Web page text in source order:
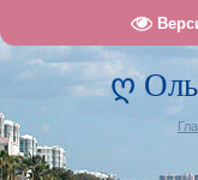
ღ